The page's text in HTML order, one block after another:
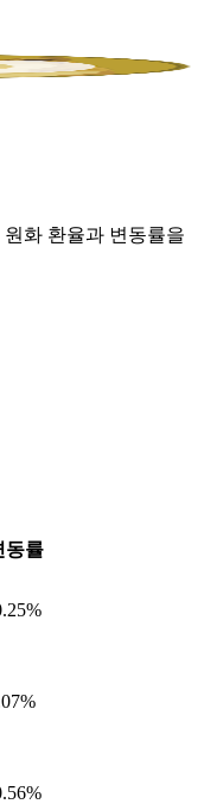
화 환율과 변동률을
동률